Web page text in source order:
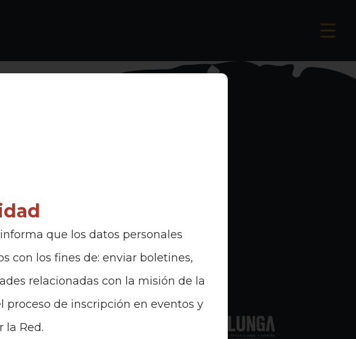
Tratamiento de Datos
que los datos personales
con los fines de: enviar boletines,
relacionadas con la misión de la
proceso de inscripción en eventos y
la Red.